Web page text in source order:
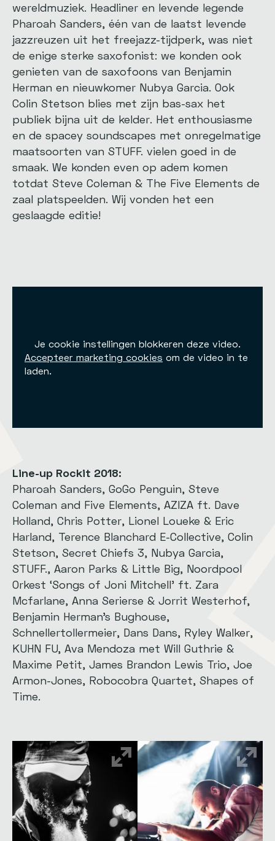
wereldmuziek. Headliner en levende legende
Pharoah Sanders, één van de laatst levende
jazzreuzen uit het freejazz-tijdperk, was niet
de enige sterke saxofonist: we konden ook
genieten van de saxofoons van Benjamin
Herman en nieuwkomer Nubya Garcia. Ook
Colin Stetson blies met zijn bas-sax het
publiek bijna uit de kelder. Het enthousiasme
en de spacey soundscapes met onregelmatige
maatsoorten van STUFF. vielen goed in de
smaak. We konden even op adem komen
totdat Steve Coleman & The Five Elements de
zaal platspeelden. Wij vonden het een
geslaagde editie!
Je cookie instellingen blokkeren deze video.
Accepteer marketing cookies om de video in te
laden.
Line-up Rockit 2018:
Pharoah Sanders, GoGo Penguin, Steve
Coleman and Five Elements, AZIZA ft. Dave
Holland, Chris Potter, Lionel Loueke & Eric
Harland, Terence Blanchard E-Collective, Colin
Stetson, Secret Chiefs 3, Nubya Garcia,
STUFF., Aaron Parks & Little Big, Noordpool
Orkest ‘Songs of Joni Mitchell’ ft. Zara
Mcfarlane, Anna Serierse & Jorrit Westerhof,
Benjamin Herman’s Bughouse,
Schnellertollermeier, Dans Dans, Ryley Walker,
KUHN FU, Ava Mendoza met Will Guthrie &
Maxime Petit, James Brandon Lewis Trio, Joe
Armon-Jones, Robocobra Quartet, Shapes of
Time.